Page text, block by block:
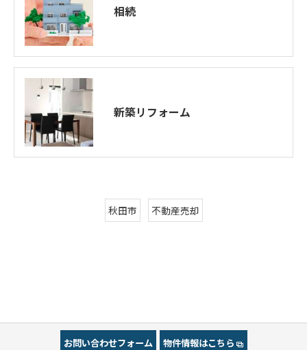
相続
新築リフォーム
秋田市 不動産売却
お問い合わせフォーム 物件情報はこちら